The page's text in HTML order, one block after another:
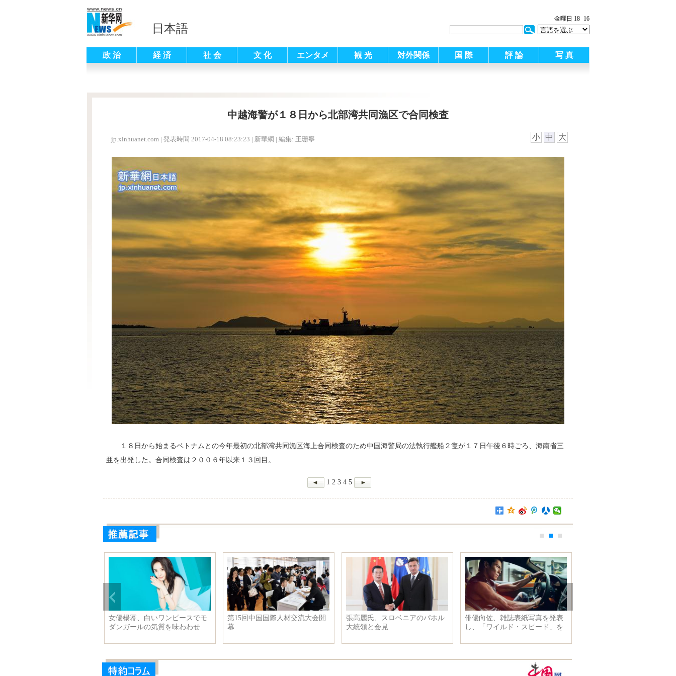
日本語
金曜日 18 16
政 治 経 済 社 会 文 化 エンタメ 観 光 対外関係 国 際 評 論 写 真
中越海警が１８日から北部湾共同漁区で合同検査
jp.xinhuanet.com | 発表時間 2017-04-18 08:23:23 | 新華網 | 編集: 王珊寧 小 中 大
１８日から始まるベトナムとの今年最初の北部湾共同漁区海上合同検査のため中国海警局の法執行艦船２隻が１７日午後６時ごろ、海南省三
亜を出発した。合同検査は２００６年以来１３回目。
1 2 3 4 5
張高麗氏、スロベニアのパホル
俳優向佐、雑誌表紙写真を発表
し、「ワイルド・スピード」を
爆笑！ペットのお風呂大作戦
内モンゴル：小さいモデルは魅
香港・彭福公園：コサギの楽園